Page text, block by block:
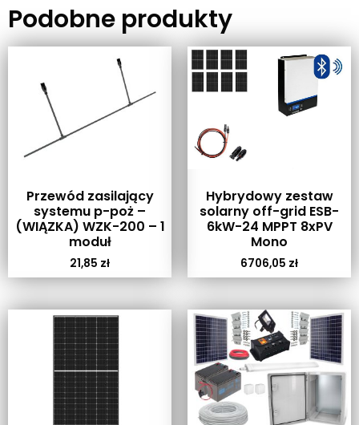
Podobne produkty
Przewód zasilający
systemu p-poż –
(WIĄZKA) WZK-200 – 1
moduł
21,85 zł
Hybrydowy zestaw
solarny off-grid ESB-
6kW-24 MPPT 8xPV
Mono
6706,05 zł